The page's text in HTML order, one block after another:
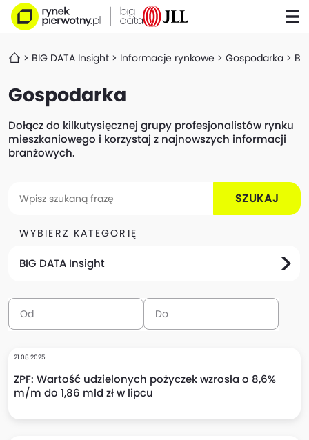
BIG DATA Insight Informacje rynkowe Gospodarka
Gospodarka
Dołącz do kilkutysięcznej grupy profesjonalistów rynku
mieszkaniowego i korzystaj z najnowszych informacji
branżowych.
SZUKAJ
WYBIERZ KATEGORIĘ
BIG DATA Insight
21.08.2025
ZPF: Wartość udzielonych pożyczek wzrosła o 8,6%
m/m do 1,86 mld zł w lipcu